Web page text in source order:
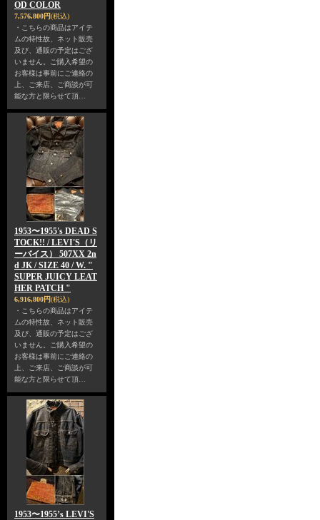
OD COLOR
7,576,800円(税込)
・こちらの商品はアイテ
ムの特性故、ネット販売
及び、通販の予定はござ
いません。ご購入希望の
お客様は事前にご連絡の
上、ご来店、ご商談が可
能な方と限らせて頂…
1953〜1955's DEAD S
TOCK!! / LEVI'S（リ
ーバイス） 507XX 2n
d JK / SIZE 40 / W. "
SUPER JUICY LEAT
HER PATCH "
6,916,800円(税込)
・こちらの商品はアイテ
ムの特性故、ネット販売
及び、通販の予定はござ
いません。ご購入希望の
お客様は事前にご連絡の
上、ご来店、ご商談が可
能な方と限らせて頂…
1953〜1955’s LEVI'S